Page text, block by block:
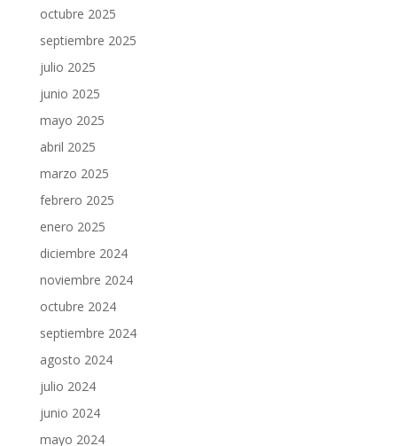
octubre 2025
septiembre 2025
julio 2025
junio 2025
mayo 2025
abril 2025
marzo 2025
febrero 2025
enero 2025
diciembre 2024
noviembre 2024
octubre 2024
septiembre 2024
agosto 2024
julio 2024
junio 2024
mayo 2024